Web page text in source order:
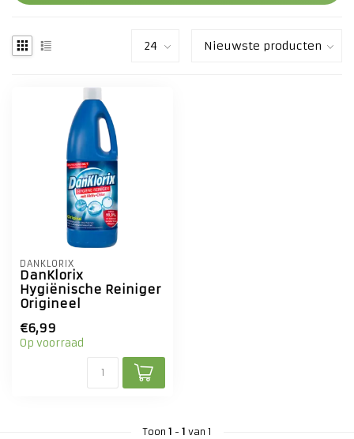
DANKLORIX
DanKlorix
Hygiënische Reiniger
Origineel
€6,99
Op voorraad
Toon 1 - 1 van 1